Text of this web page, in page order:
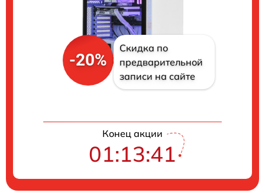
-20%
Скидка по
предварительной
записи на сайте
Конец акции
01:13:40